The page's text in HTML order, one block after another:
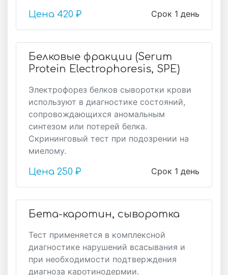
Срок 1 день
Цена 420 ₽
Белковые фракции (Serum
Protein Electrophoresis, SPE)
Электрофорез белков сыворотки крови
используют в диагностике состояний,
сопровождающихся аномальным
синтезом или потерей белка.
Скрининговый тест при подозрении на
миелому.
Срок 1 день
Цена 250 ₽
Бета-каротин, сыворотка
Тест применяется в комплексной
диагностике нарушений всасывания и
при необходимости подтверждения
диагноза каротинодермии.